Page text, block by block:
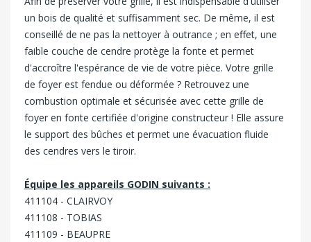
un bois de qualité et suffisamment sec. De même, il est
conseillé de ne pas la nettoyer à outrance ; en effet, une
faible couche de cendre protège la fonte et permet
d'accroître l'espérance de vie de votre pièce. Votre grille
de foyer est fendue ou déformée ? Retrouvez une
combustion optimale et sécurisée avec cette grille de
foyer en fonte certifiée d'origine constructeur ! Elle assure
le support des bûches et permet une évacuation fluide
des cendres vers le tiroir.
Équipe les appareils GODIN suivants :
411104 - CLAIRVOY
411108 - TOBIAS
411109 - BEAUPRE